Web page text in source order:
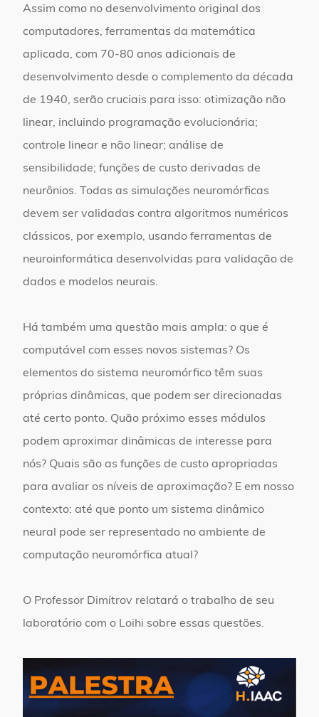
Assim como no desenvolvimento original dos
computadores, ferramentas da matemática
aplicada, com 70-80 anos adicionais de
desenvolvimento desde o complemento da década
de 1940, serão cruciais para isso: otimização não
linear, incluindo programação evolucionária;
controle linear e não linear; análise de
sensibilidade; funções de custo derivadas de
neurônios. Todas as simulações neuromórficas
devem ser validadas contra algoritmos numéricos
clássicos, por exemplo, usando ferramentas de
neuroinformática desenvolvidas para validação de
dados e modelos neurais.
Há também uma questão mais ampla: o que é
computável com esses novos sistemas? Os
elementos do sistema neuromórfico têm suas
próprias dinâmicas, que podem ser direcionadas
até certo ponto. Quão próximo esses módulos
podem aproximar dinâmicas de interesse para
nós? Quais são as funções de custo apropriadas
para avaliar os níveis de aproximação? E em nosso
contexto: até que ponto um sistema dinâmico
neural pode ser representado no ambiente de
computação neuromórfica atual?
O Professor Dimitrov relatará o trabalho de seu
laboratório com o Loihi sobre essas questões.